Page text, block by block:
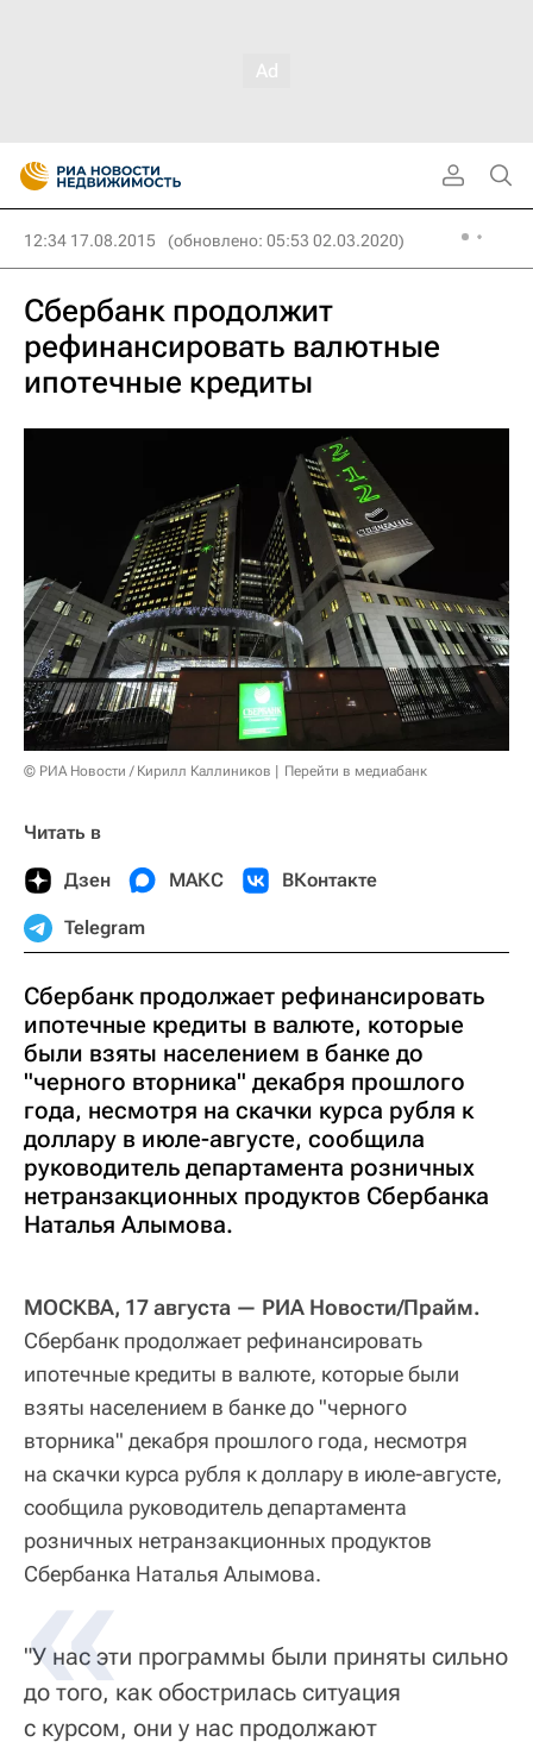
12:34 17.08.2015 (обновлено: 05:53 02.03.2020)
Сбербанк продолжит
рефинансировать валютные
ипотечные кредиты
© РИА Новости / Кирилл Каллиников Перейти в медиабанк
Читать в
Дзен МАКС ВКонтакте
Telegram
Сбербанк продолжает рефинансировать
ипотечные кредиты в валюте, которые
были взяты населением в банке до
"черного вторника" декабря прошлого
года, несмотря на скачки курса рубля к
доллару в июле-августе, сообщила
руководитель департамента розничных
нетранзакционных продуктов Сбербанка
Наталья Алымова.
МОСКВА, 17 августа — РИА Новости/Прайм.
Сбербанк продолжает рефинансировать
ипотечные кредиты в валюте, которые были
взяты населением в банке до "черного
вторника" декабря прошлого года, несмотря
на скачки курса рубля к доллару в июле-августе,
сообщила руководитель департамента
розничных нетранзакционных продуктов
Сбербанка Наталья Алымова.
"У нас эти программы были приняты сильно
до того, как обострилась ситуация
с курсом, они у нас продолжают